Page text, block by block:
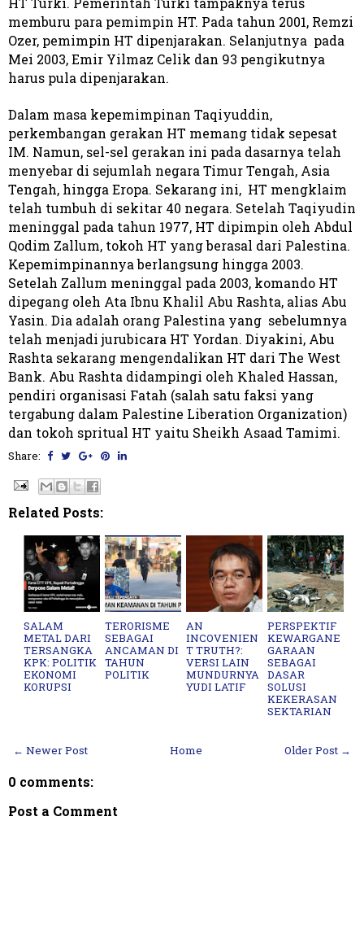
memburu para pemimpin HT. Pada tahun 2001, Remzi
Ozer, pemimpin HT dipenjarakan. Selanjutnya pada
Mei 2003, Emir Yilmaz Celik dan 93 pengikutnya
harus pula dipenjarakan.
Dalam masa kepemimpinan Taqiyuddin,
perkembangan gerakan HT memang tidak sepesat
IM. Namun, sel-sel gerakan ini pada dasarnya telah
menyebar di sejumlah negara Timur Tengah, Asia
Tengah, hingga Eropa. Sekarang ini, HT mengklaim
telah tumbuh di sekitar 40 negara. Setelah Taqiyudin
meninggal pada tahun 1977, HT dipimpin oleh Abdul
Qodim Zallum, tokoh HT yang berasal dari Palestina.
Kepemimpinannya berlangsung hingga 2003.
Setelah Zallum meninggal pada 2003, komando HT
dipegang oleh Ata Ibnu Khalil Abu Rashta, alias Abu
Yasin. Dia adalah orang Palestina yang sebelumnya
telah menjadi jurubicara HT Yordan. Diyakini, Abu
Rashta sekarang mengendalikan HT dari The West
Bank. Abu Rashta didampingi oleh Khaled Hassan,
pendiri organisasi Fatah (salah satu faksi yang
tergabung dalam Palestine Liberation Organization)
dan tokoh spritual HT yaitu Sheikh Asaad Tamimi.
Share:
Related Posts:
SALAM
METAL DARI
TERSANGKA
KPK: POLITIK
EKONOMI
KORUPSI
TERORISME
SEBAGAI
ANCAMAN DI
TAHUN
POLITIK
AN
INCOVENIEN
T TRUTH?:
VERSI LAIN
MUNDURNYA
YUDI LATIF
PERSPEKTIF
KEWARGANE
GARAAN
SEBAGAI
DASAR
SOLUSI
KEKERASAN
SEKTARIAN
← Newer Post Older Post →
Home
0 comments:
Post a Comment